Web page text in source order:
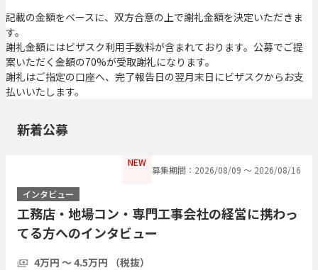
記載の金額をベースに、双方合意の上で謝礼金額を決定いただきま
す。
謝礼金額にはビザスク利用手数料が含まれております。公募でご提
案いただく金額の70%が受取謝礼になります。
謝礼はご指定の口座へ、完了報告日の翌月末日にビザスクからお支
払いいたします。
新着公募
NEW
募集期間：2026/08/09 〜 2026/08/16
インタビュー
工務店・地場コン・専門工事会社の経営に携わっ
てる方へのインタビュー
4万円 〜 4.5万円 （税抜）